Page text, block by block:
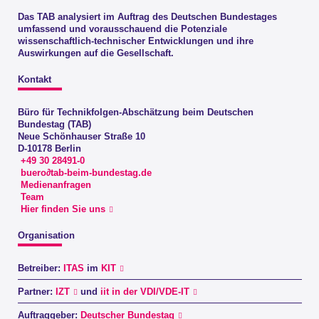
Das TAB analysiert im Auftrag des Deutschen Bundestages
umfassend und vorausschauend die Potenziale
wissenschaftlich-technischer Entwicklungen und ihre
Auswirkungen auf die Gesellschaft.
Kontakt
Büro für Technikfolgen-Abschätzung beim Deutschen
Bundestag (TAB)
Neue Schönhauser Straße 10
D-10178 Berlin
+49 30 28491-0
buero∂tab-beim-bundestag.de
Medienanfragen
Team
Hier finden Sie uns
Organisation
Betreiber: ITAS im KIT
Partner: IZT und iit in der VDI/VDE-IT
Auftraggeber: Deutscher Bundestag